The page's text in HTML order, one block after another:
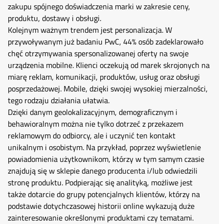
zakupu spójnego doświadczenia marki w zakresie ceny,
produktu, dostawy i obsługi.
Kolejnym ważnym trendem jest personalizacja. W
przywoływanym już badaniu PwC, 44% osób zadeklarowało
chęć otrzymywania spersonalizowanej oferty na swoje
urządzenia mobilne. Klienci oczekują od marek skrojonych na
miarę reklam, komunikacji, produktów, usług oraz obsługi
posprzedażowej. Mobile, dzięki swojej wysokiej mierzalności,
tego rodzaju działania ułatwia.
Dzięki danym geolokalizacyjnym, demograficznym i
behawioralnym można nie tylko dotrzeć z przekazem
reklamowym do odbiorcy, ale i uczynić ten kontakt
unikalnym i osobistym. Na przykład, poprzez wyświetlenie
powiadomienia użytkownikom, którzy w tym samym czasie
znajdują się w sklepie danego producenta i/lub odwiedzili
stronę produktu. Podpierając się analityką, możliwe jest
także dotarcie do grupy potencjalnych klientów, którzy na
podstawie dotychczasowej historii online wykazują duże
zainteresowanie określonymi produktami czy tematami.